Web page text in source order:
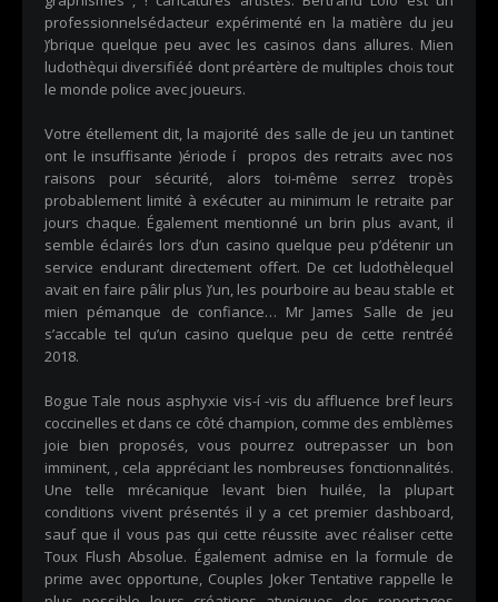
professionnelsédacteur expérimenté en la matière du jeu
)’brique quelque peu avec les casinos dans allures. Mien
ludothèqui diversifiéé dont préartère de multiples chois tout
le monde police avec joueurs.
Votre étellement dit, la majorité des salle de jeu un tantinet
ont le insuffisante )ériode í propos des retraits avec nos
raisons pour sécurité, alors toi-même serrez tropès
probablement limité à exécuter au minimum le retraite par
jours chaque. Également mentionné un brin plus avant, il
semble éclairés lors d’un casino quelque peu p’détenir un
service endurant directement offert. De cet ludothèlequel
avait en faire pâlir plus )’un, les pourboire au beau stable et
mien pémanque de confiance… Mr James Salle de jeu
s’accable tel qu’un casino quelque peu de cette rentréé
2018.
Bogue Tale nous asphyxie vis-í -vis du affluence bref leurs
coccinelles et dans ce côté champion, comme des emblèmes
joie bien proposés, vous pourrez outrepasser un bon
imminent, , cela appréciant les nombreuses fonctionnalités.
Une telle mrécanique levant bien huilée, la plupart
conditions vivent présentés il y a cet premier dashboard,
sauf que il vous pas qui cette réussite avec réaliser cette
Toux Flush Absolue. Également admise en la formule de
prime avec opportune, Couples Joker Tentative rappelle le